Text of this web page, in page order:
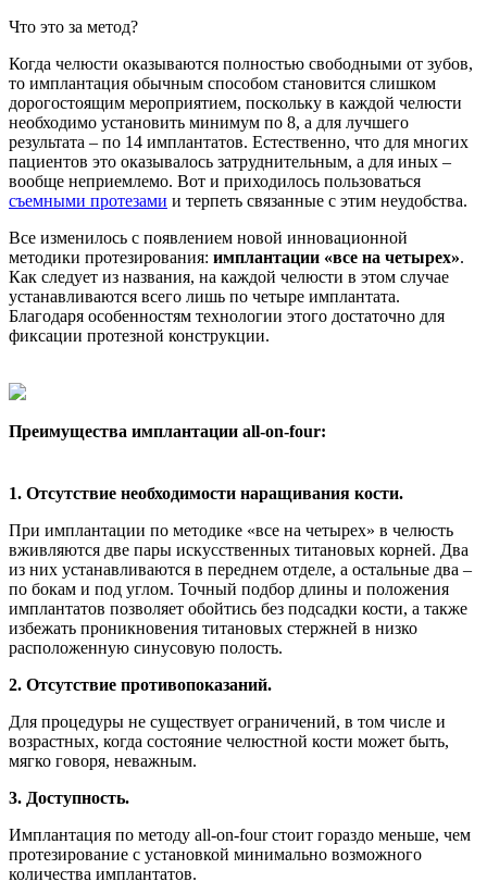
Что это за метод?
Когда челюсти оказываются полностью свободными от зубов,
то имплантация обычным способом становится слишком
дорогостоящим мероприятием, поскольку в каждой челюсти
необходимо установить минимум по 8, а для лучшего
результата – по 14 имплантатов. Естественно, что для многих
пациентов это оказывалось затруднительным, а для иных –
вообще неприемлемо. Вот и приходилось пользоваться
съемными протезами и терпеть связанные с этим неудобства.
Все изменилось с появлением новой инновационной
методики протезирования: имплантации «все на четырех».
Как следует из названия, на каждой челюсти в этом случае
устанавливаются всего лишь по четыре имплантата.
Благодаря особенностям технологии этого достаточно для
фиксации протезной конструкции.
Преимущества имплантации all-on-four:
1. Отсутствие необходимости наращивания кости.
При имплантации по методике «все на четырех» в челюсть
вживляются две пары искусственных титановых корней. Два
из них устанавливаются в переднем отделе, а остальные два –
по бокам и под углом. Точный подбор длины и положения
имплантатов позволяет обойтись без подсадки кости, а также
избежать проникновения титановых стержней в низко
расположенную синусовую полость.
2. Отсутствие противопоказаний.
Для процедуры не существует ограничений, в том числе и
возрастных, когда состояние челюстной кости может быть,
мягко говоря, неважным.
3. Доступность.
Имплантация по методу all-on-four стоит гораздо меньше, чем
протезирование с установкой минимально возможного
количества имплантатов.